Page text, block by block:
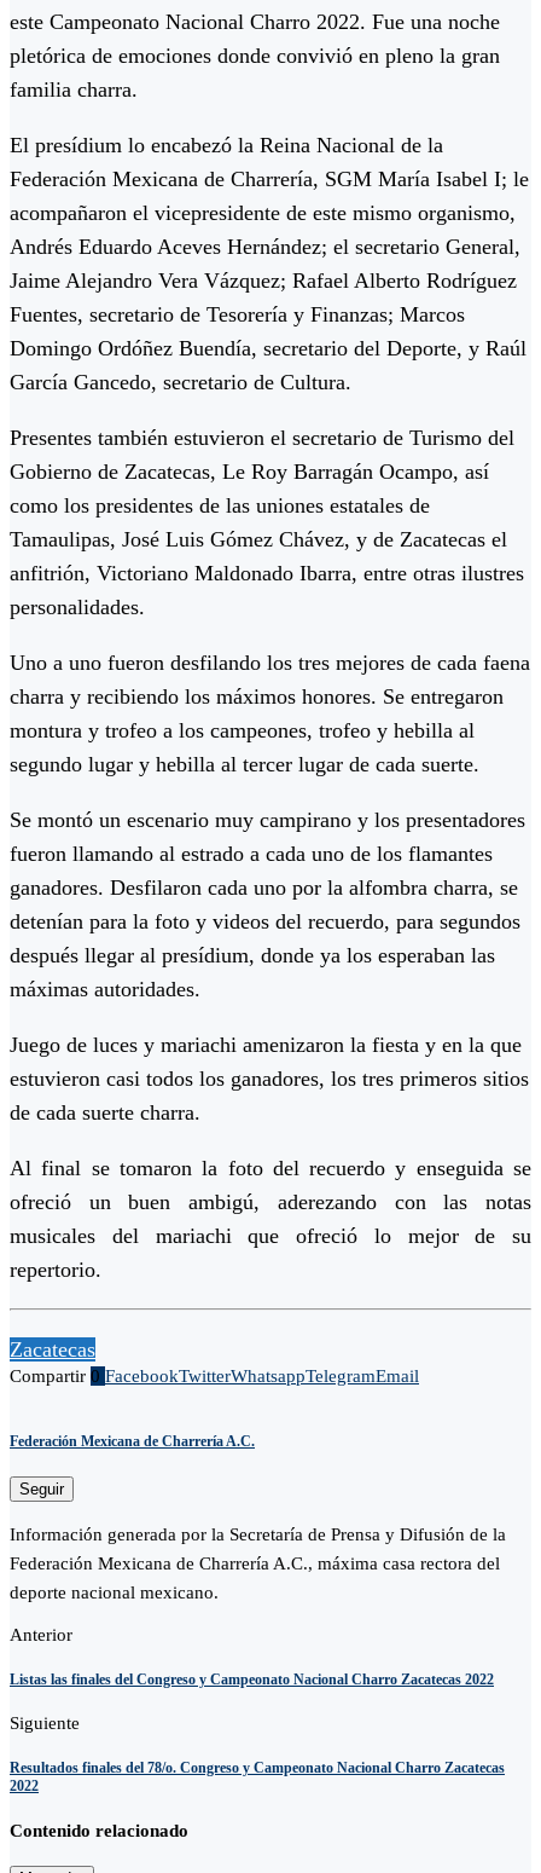
este Campeonato Nacional Charro 2022. Fue una noche
pletórica de emociones donde convivió en pleno la gran
familia charra.
El presídium lo encabezó la Reina Nacional de la
Federación Mexicana de Charrería, SGM María Isabel I; le
acompañaron el vicepresidente de este mismo organismo,
Andrés Eduardo Aceves Hernández; el secretario General,
Jaime Alejandro Vera Vázquez; Rafael Alberto Rodríguez
Fuentes, secretario de Tesorería y Finanzas; Marcos
Domingo Ordóñez Buendía, secretario del Deporte, y Raúl
García Gancedo, secretario de Cultura.
Presentes también estuvieron el secretario de Turismo del
Gobierno de Zacatecas, Le Roy Barragán Ocampo, así
como los presidentes de las uniones estatales de
Tamaulipas, José Luis Gómez Chávez, y de Zacatecas el
anfitrión, Victoriano Maldonado Ibarra, entre otras ilustres
personalidades.
Uno a uno fueron desfilando los tres mejores de cada faena
charra y recibiendo los máximos honores. Se entregaron
montura y trofeo a los campeones, trofeo y hebilla al
segundo lugar y hebilla al tercer lugar de cada suerte.
Se montó un escenario muy campirano y los presentadores
fueron llamando al estrado a cada uno de los flamantes
ganadores. Desfilaron cada uno por la alfombra charra, se
detenían para la foto y videos del recuerdo, para segundos
después llegar al presídium, donde ya los esperaban las
máximas autoridades.
Juego de luces y mariachi amenizaron la fiesta y en la que
estuvieron casi todos los ganadores, los tres primeros sitios
de cada suerte charra.
Al final se tomaron la foto del recuerdo y enseguida se
ofreció un buen ambigú, aderezando con las notas
musicales del mariachi que ofreció lo mejor de su
repertorio.
Zacatecas
Compartir 0 FacebookTwitterWhatsappTelegramEmail
Federación Mexicana de Charrería A.C.
Seguir
Información generada por la Secretaría de Prensa y Difusión de la
Federación Mexicana de Charrería A.C., máxima casa rectora del
deporte nacional mexicano.
Anterior
Listas las finales del Congreso y Campeonato Nacional Charro Zacatecas 2022
Siguiente
Resultados finales del 78/o. Congreso y Campeonato Nacional Charro Zacatecas
2022
Contenido relacionado